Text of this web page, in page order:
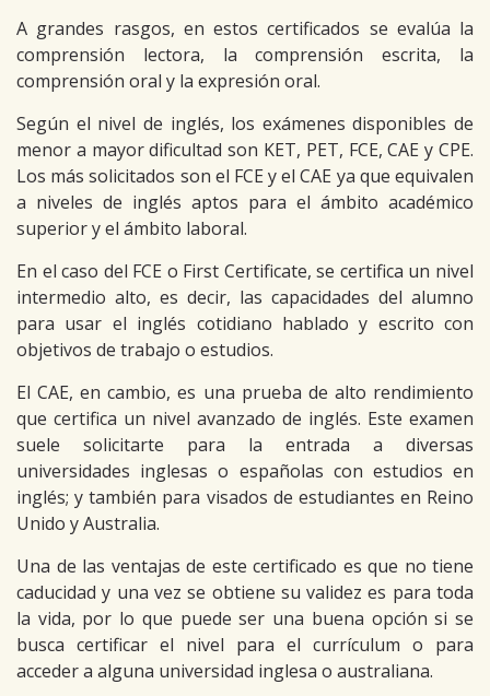
A grandes rasgos, en estos certificados se evalúa la
comprensión lectora, la comprensión escrita, la
comprensión oral y la expresión oral.
Según el nivel de inglés, los exámenes disponibles de
menor a mayor dificultad son KET, PET, FCE, CAE y CPE.
Los más solicitados son el FCE y el CAE ya que equivalen
a niveles de inglés aptos para el ámbito académico
superior y el ámbito laboral.
En el caso del FCE o First Certificate, se certifica un nivel
intermedio alto, es decir, las capacidades del alumno
para usar el inglés cotidiano hablado y escrito con
objetivos de trabajo o estudios.
El CAE, en cambio, es una prueba de alto rendimiento
que certifica un nivel avanzado de inglés. Este examen
suele solicitarte para la entrada a diversas
universidades inglesas o españolas con estudios en
inglés; y también para visados de estudiantes en Reino
Unido y Australia.
Una de las ventajas de este certificado es que no tiene
caducidad y una vez se obtiene su validez es para toda
la vida, por lo que puede ser una buena opción si se
busca certificar el nivel para el currículum o para
acceder a alguna universidad inglesa o australiana.